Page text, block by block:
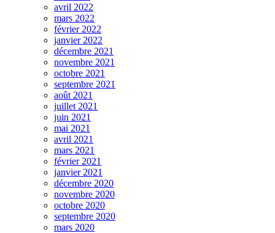
avril 2022
mars 2022
février 2022
janvier 2022
décembre 2021
novembre 2021
octobre 2021
septembre 2021
août 2021
juillet 2021
juin 2021
mai 2021
avril 2021
mars 2021
février 2021
janvier 2021
décembre 2020
novembre 2020
octobre 2020
septembre 2020
mars 2020